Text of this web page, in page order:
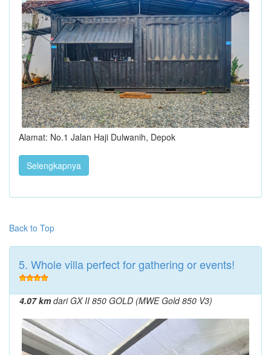
Alamat: No.1 Jalan Haji Dulwanih, Depok
Selengkapnya
Back to Top
5. Whole villa perfect for gathering or events!
4.07 kmdari GX II 850 GOLD (MWE Gold 850 V3)